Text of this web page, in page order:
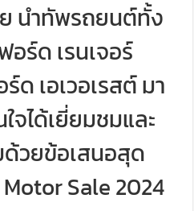
นำทัพรถยนต์ทั้ง
อร์ด เรนเจอร์
ด เอเวอเรสต์ มา
จได้เยี่ยมชมและ
วยข้อเสนอสุด
Sale 2024